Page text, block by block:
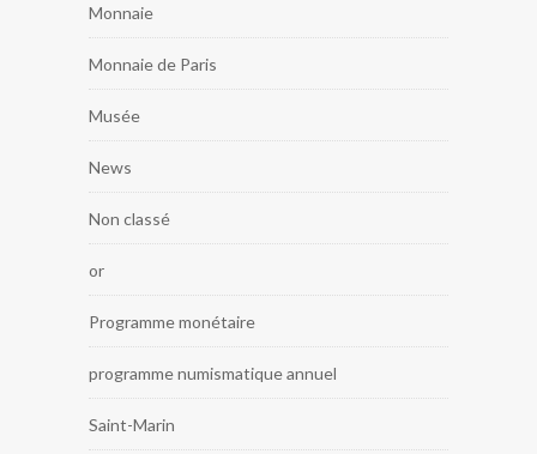
Monnaie
Monnaie de Paris
Musée
News
Non classé
or
Programme monétaire
programme numismatique annuel
Saint-Marin